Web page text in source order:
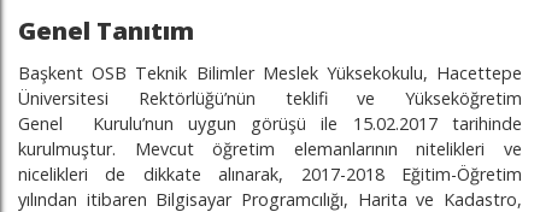
Genel Tanıtım
Başkent OSB Teknik Bilimler Meslek Yüksekokulu, Hacettepe
Üniversitesi Rektörlüğü’nün teklifi ve Yükseköğretim
Genel Kurulu’nun uygun görüşü ile 15.02.2017 tarihinde
kurulmuştur. Mevcut öğretim elemanlarının nitelikleri ve
nicelikleri de dikkate alınarak, 2017-2018 Eğitim-Öğretim
yılından itibaren Bilgisayar Programcılığı, Harita ve Kadastro,